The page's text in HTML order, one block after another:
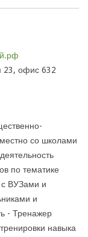
23, офис 632
со школами
по тематике
ВУЗами и
и
- Тренажер
навыка